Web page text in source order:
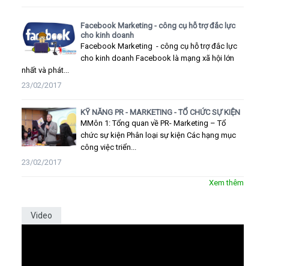
Facebook Marketing - công cụ hỗ trợ đắc lực
cho kinh doanh
Facebook Marketing - công cụ hỗ trợ đắc lực
cho kinh doanh Facebook là mạng xã hội lớn
nhất và phát...
23/02/2017
KỸ NĂNG PR - MARKETING - TỔ CHỨC SỰ KIỆN
MMôn 1: Tổng quan về PR- Marketing – Tổ
chức sự kiện Phân loại sự kiện Các hạng mục
công việc triển...
23/02/2017
Xem thêm
Video